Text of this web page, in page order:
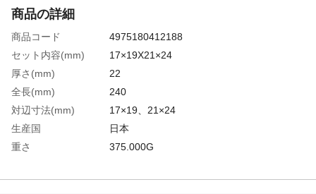
商品の詳細
商品コード
4975180412188
セット内容(mm)
17×19X21×24
厚さ(mm)
22
全長(mm)
240
対辺寸法(mm)
17×19、21×24
生産国
日本
重さ
375.000G